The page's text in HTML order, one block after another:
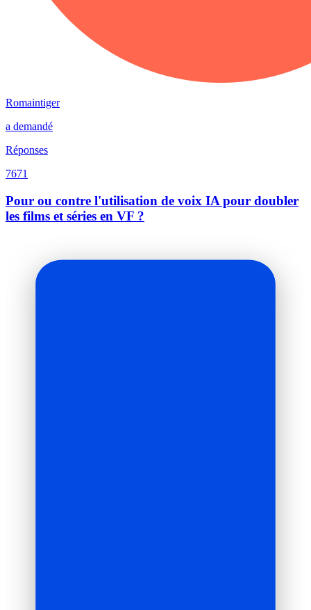
Romaintiger
a demandé
Réponses
7671
Pour ou contre l'utilisation de voix IA pour doubler
les films et séries en VF ?